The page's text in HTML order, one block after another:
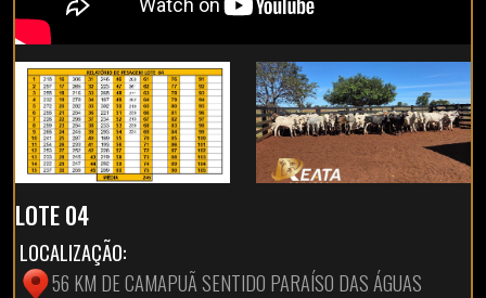
LOTE 04
LOCALIZAÇÃO:
56 KM DE CAMAPUÃ SENTIDO PARAÍSO DAS ÁGUAS